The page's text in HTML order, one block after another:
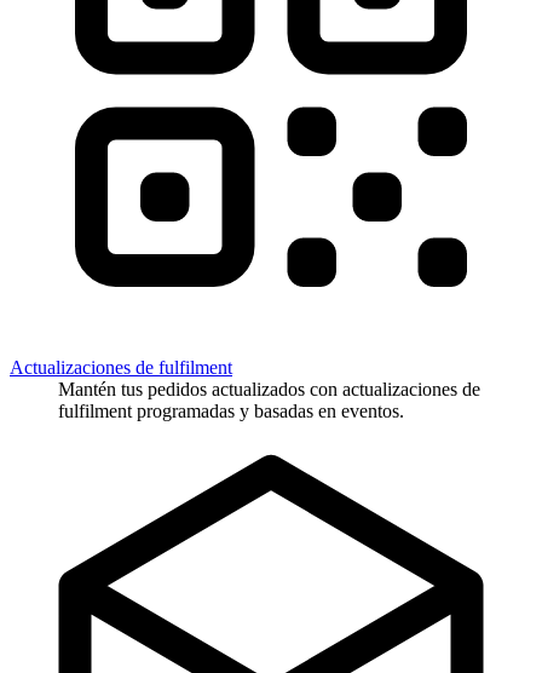
Actualizaciones de fulfilment
Mantén tus pedidos actualizados con actualizaciones de
fulfilment programadas y basadas en eventos.